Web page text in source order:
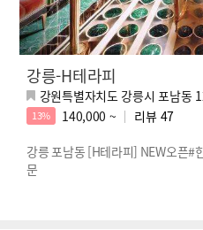
강릉-H테라피
강원특별자치도 강릉시 포남동
13% 140,000 ~ 리뷰 47
강릉 포남동 [H테라피] NEW오픈#
문